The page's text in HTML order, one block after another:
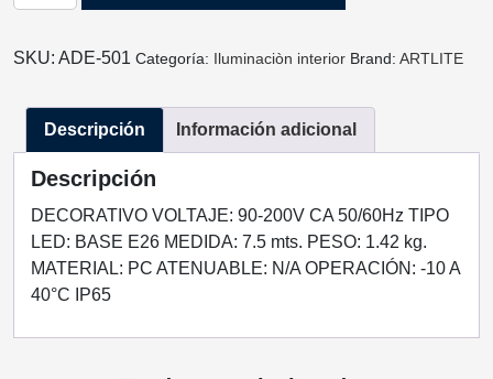
NEGRA
12
LAMPARAS
E26
cantidad
SKU: ADE-501 Categoría: Iluminaciòn interior Brand: ARTLITE
Descripción Información adicional
Descripción
DECORATIVO VOLTAJE: 90-200V CA 50/60Hz TIPO
LED: BASE E26 MEDIDA: 7.5 mts. PESO: 1.42 kg.
MATERIAL: PC ATENUABLE: N/A OPERACIÓN: -10 A
40°C IP65